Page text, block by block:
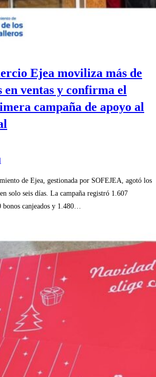
Ejea moviliza más de
en ventas y confirma el
campaña de apoyo al
de Ejea, gestionada por SOFEJEA, agotó los
solo seis días. La campaña registró 1.607
bonos canjeados y 1.480…